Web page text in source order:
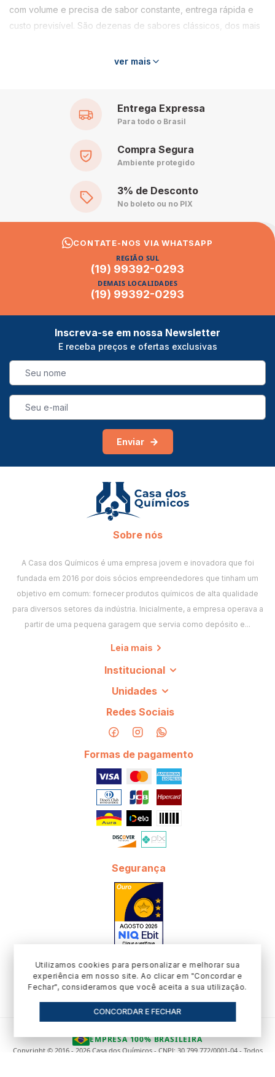
com volume e precisa de sabor constante, entrega rápida e
custo previsível. São dezenas de sabores clássicos, dos mais
Entre os mais procurados estãoabacaxi, morango, açaí,
caramelo, canela, cravo, amêndoas, ameixa, cassis,
cereja, figo e baunilha
, além de sabores compostos usados
receita fixa
Disponibilidade constante, sem depender de importação
Custo por litro de preparomuito competitivo
Grau alimentício , própria para produtos que serão
consumidos
Onde usar
Sorvetes, açaí, picolés, milkshakes, bolos, recheios,
coberturas, mousses, gelatinas, balas, xaropes, refrescos e
panificação em geral. Também é muito usada por cozinhas
Como acertar a dosagem
Comece pela menor quantidade indicada e prove antes de
força depois que a mistura estabiliza, então avalie já na
temperatura de consumo. Em massas que vão ao forno,
aumente um pouco para compensar a perda por evaporação.
Compre a linha Casa dos Químicos
Produção própria, nota fiscal, parcelamento em até 4x sem
juros e envio para todo o Brasil a partir de Flores da Cunha
(RS) e Indaiatuba (SP). Se precisar de um sabor mais
Perguntas frequentes
As essências da linha própria são alimentícias?
Sim, toda a linha é de grau alimentício e própria para preparos
Qual a diferença para as importadas?
A linha nacional cobre os sabores clássicos com custo menor
Serve para sorveteria e açaiteria?
Sim, é um dos principais usos da linha, com dosagem simples e
Vocês têm embalagens maiores para produção?
Sim, além dos frascos menores para teste, atendemos
produção com volumes maiores.
O sabor muda de um lote para outro?
Não. A padronização entre lotes é justamente um dos motivos
de manter linha própria.
ver mais
CONTATE-NOS VIA WHATSAPP
REGIÃO SUL
(19) 99392-0293
DEMAIS LOCALIDADES
(19) 99392-0293
Entrega Expressa
Para todo o Brasil
Compra Segura
Ambiente protegido
3% de Desconto
No boleto ou no PIX
Inscreva-se em nossa Newsletter
E receba preços e ofertas exclusivas
Enviar
Sobre nós
A Casa dos Químicos é uma empresa jovem e inovadora que foi
fundada em 2016 por dois sócios empreendedores que tinham um
objetivo em comum: fornecer produtos químicos de alta qualidade
para diversos setores da indústria. Inicialmente, a empresa operava a
partir de uma pequena garagem que servia como depósito e...
Leia mais
Institucional
Unidades
Redes Sociais
Formas de pagamento
Segurança
EMPRESA 100% BRASILEIRA
Copyright © 2016 - 2026 Casa dos Químicos - CNPJ: 30.799.772/0001-04 - Todos
Utilizamos cookies para personalizar e melhorar sua
experiência em nosso site. Ao clicar em "Concordar e
Fechar", consideramos que você aceita a sua utilização.
CONCORDAR E FECHAR